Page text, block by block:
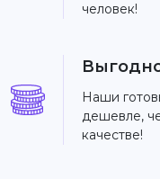
человек!
Наши
дешевле,
качестве!